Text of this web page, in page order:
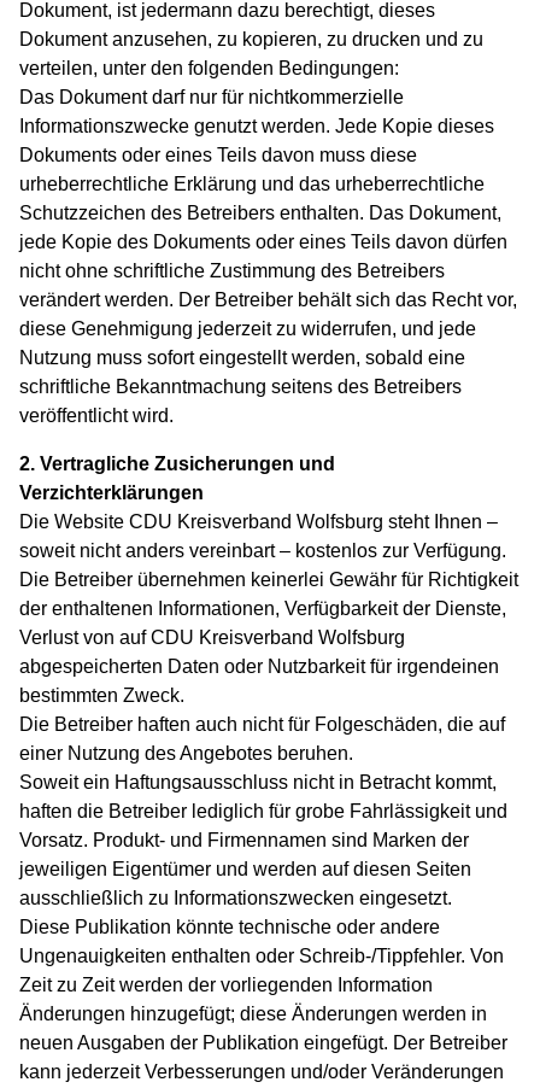
Dokument, ist jedermann dazu berechtigt, dieses
Dokument anzusehen, zu kopieren, zu drucken und zu
verteilen, unter den folgenden Bedingungen:
Das Dokument darf nur für nichtkommerzielle
Informationszwecke genutzt werden. Jede Kopie dieses
Dokuments oder eines Teils davon muss diese
urheberrechtliche Erklärung und das urheberrechtliche
Schutzzeichen des Betreibers enthalten. Das Dokument,
jede Kopie des Dokuments oder eines Teils davon dürfen
nicht ohne schriftliche Zustimmung des Betreibers
verändert werden. Der Betreiber behält sich das Recht vor,
diese Genehmigung jederzeit zu widerrufen, und jede
Nutzung muss sofort eingestellt werden, sobald eine
schriftliche Bekanntmachung seitens des Betreibers
veröffentlicht wird.
2. Vertragliche Zusicherungen und
Verzichterklärungen
Die Website CDU Kreisverband Wolfsburg steht Ihnen –
soweit nicht anders vereinbart – kostenlos zur Verfügung.
Die Betreiber übernehmen keinerlei Gewähr für Richtigkeit
der enthaltenen Informationen, Verfügbarkeit der Dienste,
Verlust von auf CDU Kreisverband Wolfsburg
abgespeicherten Daten oder Nutzbarkeit für irgendeinen
bestimmten Zweck.
Die Betreiber haften auch nicht für Folgeschäden, die auf
einer Nutzung des Angebotes beruhen.
Soweit ein Haftungsausschluss nicht in Betracht kommt,
haften die Betreiber lediglich für grobe Fahrlässigkeit und
Vorsatz. Produkt- und Firmennamen sind Marken der
jeweiligen Eigentümer und werden auf diesen Seiten
ausschließlich zu Informationszwecken eingesetzt.
Diese Publikation könnte technische oder andere
Ungenauigkeiten enthalten oder Schreib-/Tippfehler. Von
Zeit zu Zeit werden der vorliegenden Information
Änderungen hinzugefügt; diese Änderungen werden in
neuen Ausgaben der Publikation eingefügt. Der Betreiber
kann jederzeit Verbesserungen und/oder Veränderungen